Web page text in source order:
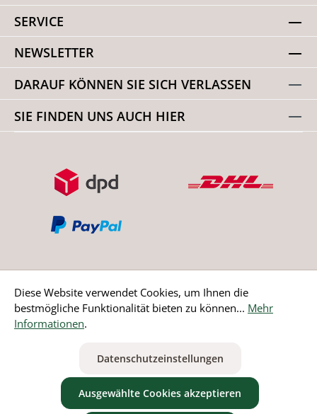
SERVICE
NEWSLETTER
DARAUF KÖNNEN SIE SICH VERLASSEN
SIE FINDEN UNS AUCH HIER
Bestellung widerrufen
ausgenommen Nicht EU-Länder
Diese Website verwendet Cookies, um Ihnen die
bestmögliche Funktionalität bieten zu können... Mehr
Informationen.
Datenschutzeinstellungen
Ausgewählte Cookies akzeptieren